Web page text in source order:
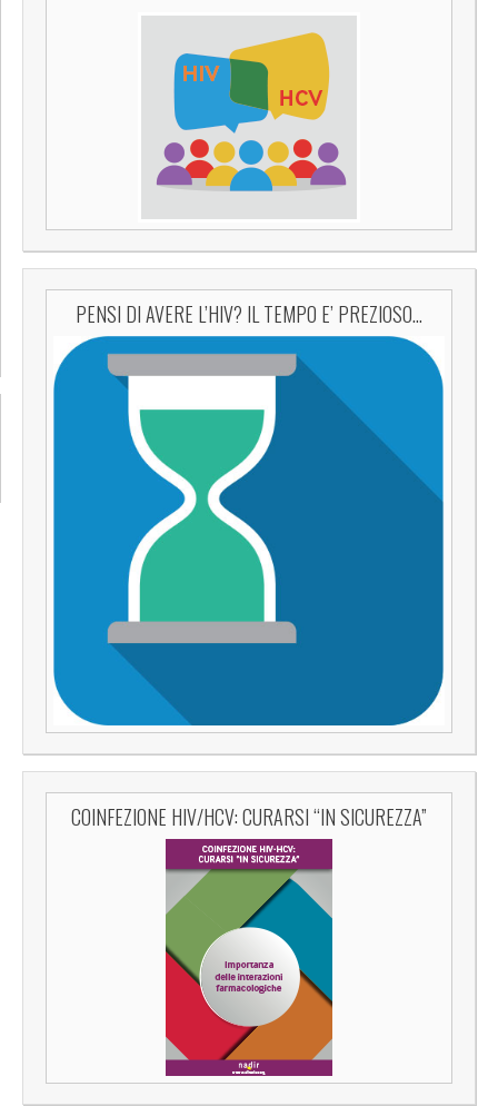
PENSI DI AVERE L’HIV? IL TEMPO E’ PREZIOSO…
COINFEZIONE HIV/HCV: CURARSI “IN SICUREZZA”